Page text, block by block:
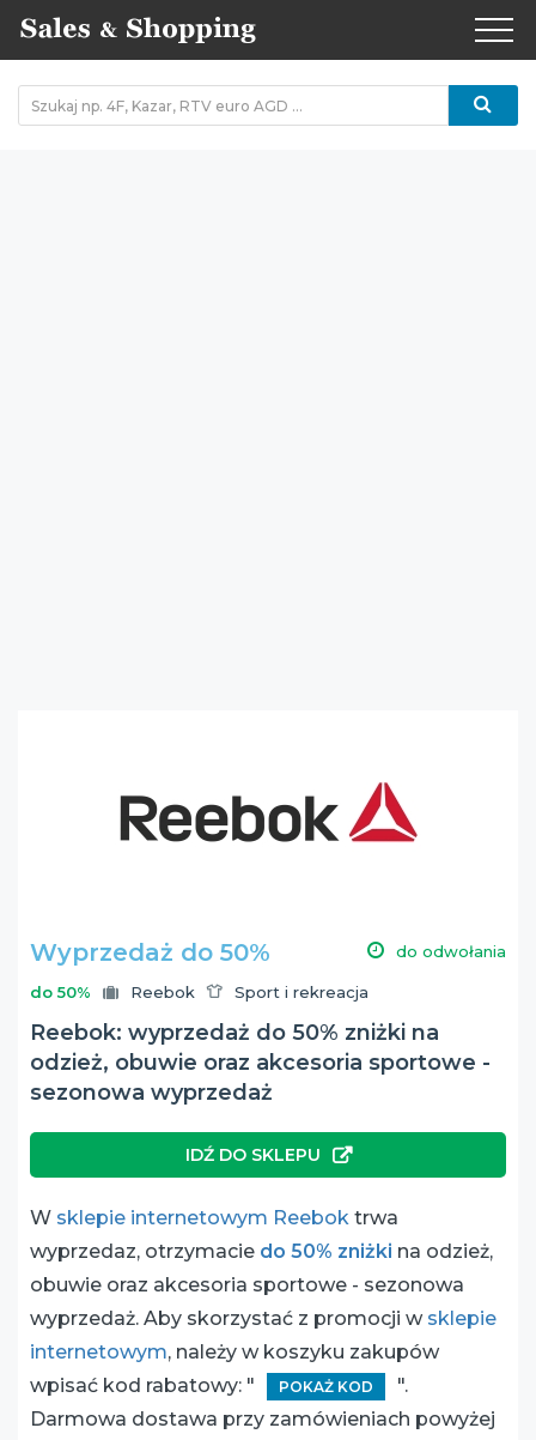
Wyprzedaż do 50% do odwołania
do 50% Reebok Sport i rekreacja
Reebok: wyprzedaż do 50% zniżki na
odzież, obuwie oraz akcesoria sportowe -
sezonowa wyprzedaż
IDŹ DO SKLEPU
W sklepie internetowym Reebok trwa
wyprzedaz, otrzymacie do 50% zniżki na odzież,
obuwie oraz akcesoria sportowe - sezonowa
wyprzedaż. Aby skorzystać z promocji w sklepie
internetowym, należy w koszyku zakupów
wpisać kod rabatowy: "
POKAŻ KOD
".
Darmowa dostawa przy zamówieniach powyżej